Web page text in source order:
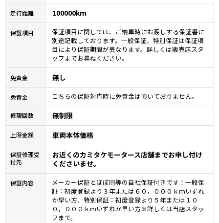
走行距離 100000km
保証項目
保証項目に関しては、ご納車時にお渡しする保証書に
別途記載しております。一般保証、特別保証は保証項
目により保証期間が異なります。詳しくは販売店スタ
ッフまでお尋ねください。
免責金 無し
免責金 こちらの保証対応時に免責金は頂いておりません。
修理回数 無制限
上限金額 車両本体価格
保証修理受
付先
お近くのカミタケモータース店舗までお申し付け
くださいませ。
保証内容
メーカー保証とほぼ同等の自社保証付きです！一般保
証：初度登録より３年または６０，０００ｋｍいずれ
か早い方、特別保証：初度登録より５年または１０
０，０００ｋｍいずれか早い方※詳しくは当店スタッ
フまで。